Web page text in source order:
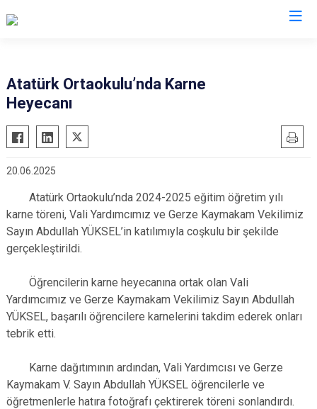
Ayancık
Boyabat
Durağan
Erfelek
Gerze
Saraydüzü
Atatürk Ortaokulu’nda Karne
Heyecanı
20.06.2025
Atatürk Ortaokulu’nda 2024-2025 eğitim öğretim yılı
karne töreni, Vali Yardımcımız ve Gerze Kaymakam Vekilimiz
Sayın Abdullah YÜKSEL’in katılımıyla coşkulu bir şekilde
gerçekleştirildi.
Öğrencilerin karne heyecanına ortak olan Vali
Yardımcımız ve Gerze Kaymakam Vekilimiz Sayın Abdullah
YÜKSEL, başarılı öğrencilere karnelerini takdim ederek onları
tebrik etti.
Karne dağıtımının ardından, Vali Yardımcısı ve Gerze
Kaymakam V. Sayın Abdullah YÜKSEL öğrencilerle ve
öğretmenlerle hatıra fotoğrafı çektirerek töreni sonlandırdı.